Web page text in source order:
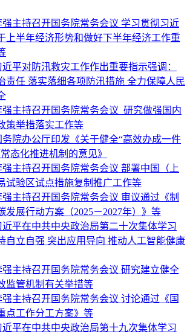
强主持召开国务院常务会议 学习贯彻习近
上半年经济形势和做好下半年经济工作重
近平对防汛救灾工作作出重要指示强调：
责任 落实落细各项防汛措施 全力保障人民
强主持召开国务院常务会议 研究做强国内
策举措落实工作等
务院办公厅印发《关于健全“高效办成一件
态化推进机制的意见》
强主持召开国务院常务会议 部署中国（上
试验区试点措施复制推广工作等
强主持召开国务院常务会议 审议通过《制
发展行动方案（2025－2027年）》等
近平在中共中央政治局第二十次集体学习
自立自强 突出应用导向 推动人工智能健康
强主持召开国务院常务会议 研究建立健全
监管机制有关举措等
强主持召开国务院常务会议 讨论通过《国
点工作分工方案》等
近平在中共中央政治局第十九次集体学习